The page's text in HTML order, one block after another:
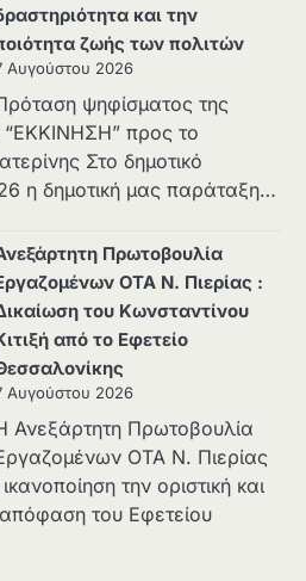
και την
ζωής των πολιτών
Αυγούστου 2026
ψηφίσματος της
προς το
Στο δημοτικό
η δημοτική μας παράταξη…
Πρωτοβουλία
ΟΤΑ Ν. Πιερίας :
του Κωνσταντίνου
από το Εφετείο
Αυγούστου 2026
Ανεξάρτητη Πρωτοβουλία
ΟΤΑ Ν. Πιερίας
την οριστική και
απόφαση του Εφετείου